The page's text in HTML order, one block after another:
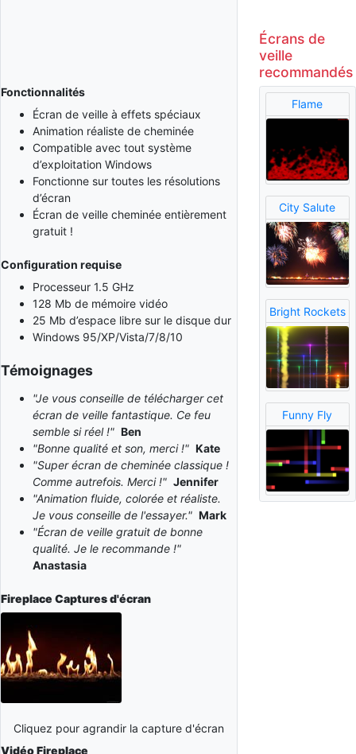
Fonctionnalités
Écran de veille à effets spéciaux
Animation réaliste de cheminée
Compatible avec tout système
d’exploitation Windows
Fonctionne sur toutes les résolutions
d’écran
Écran de veille cheminée entièrement
gratuit !
Configuration requise
Processeur 1.5 GHz
128 Mb de mémoire vidéo
25 Mb d’espace libre sur le disque dur
Windows 95/XP/Vista/7/8/10
Témoignages
"Je vous conseille de télécharger cet
écran de veille fantastique. Ce feu
semble si réel !" Ben
"Bonne qualité et son, merci !" Kate
"Super écran de cheminée classique !
Comme autrefois. Merci !" Jennifer
"Animation fluide, colorée et réaliste.
Je vous conseille de l'essayer." Mark
"Écran de veille gratuit de bonne
qualité. Je le recommande !"
Anastasia
Fireplace Captures d'écran
Cliquez pour agrandir la capture d'écran
Vidéo Fireplace
Écrans de
veille
recommandés
Flame
City Salute
Bright Rockets
Funny Fly